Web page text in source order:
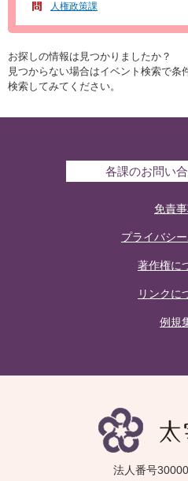
人権政策課
お探しの情報は見つかりましたか？
見つからない場合はイベント検索で条
検索してみてください。
各課のお問い
免責
プライバシ
著作権に
リンクに
例規
法人番号